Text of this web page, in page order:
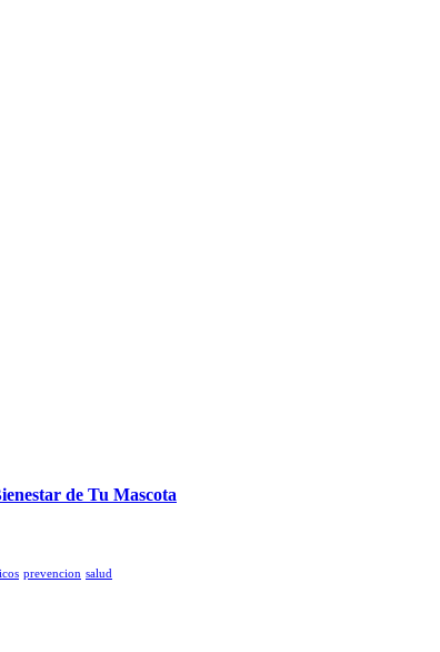
de Tu Mascota
prevencion salud